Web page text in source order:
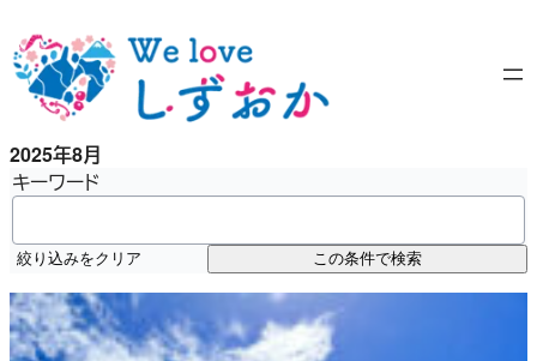
容
を
ッ
プ
2025年8月
キーワード
絞り込みをクリア この条件で検索